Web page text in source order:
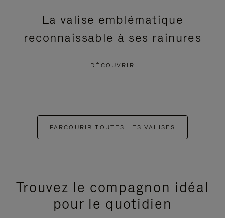
La valise emblématique
reconnaissable à ses rainures
DÉCOUVRIR
PARCOURIR TOUTES LES VALISES
Trouvez le compagnon idéal
pour le quotidien